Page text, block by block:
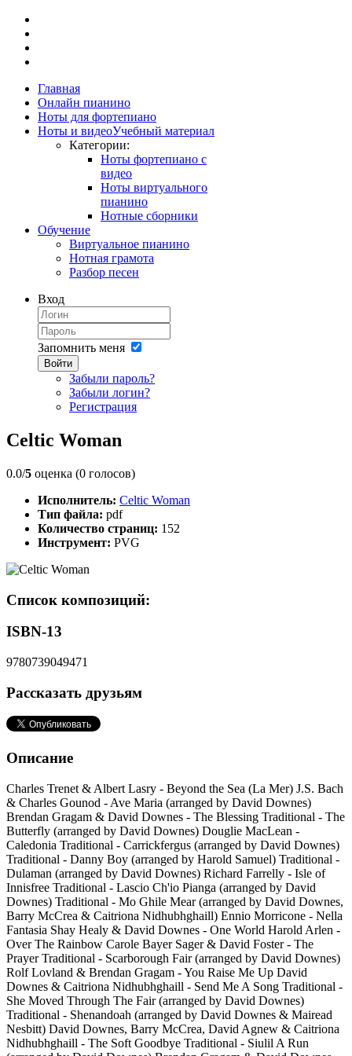
Главная
Онлайн пианино
Ноты для фортепиано
Ноты и видеоУчебный материал
Категории:
Ноты фортепиано с
видео
Ноты виртуального
пианино
Нотные сборники
Обучение
Виртуальное пианино
Нотная грамота
Разбор песен
Вход
Запомнить меня
Войти
Забыли пароль?
Забыли логин?
Регистрация
Celtic Woman
0.0/5 оценка (0 голосов)
Исполнитель: Celtic Woman
Тип файла: pdf
Количество страниц: 152
Инструмент: PVG
Список композиций:
ISBN-13
9780739049471
Рассказать друзьям
Описание
Charles Trenet & Albert Lasry - Beyond the Sea (La Mer) J.S. Bach
& Charles Gounod - Ave Maria (arranged by David Downes)
Brendan Gragam & David Downes - The Blessing Traditional - The
Butterfly (arranged by David Downes) Douglie MacLean -
Caledonia Traditional - Carrickfergus (arranged by David Downes)
Traditional - Danny Boy (arranged by Harold Samuel) Traditional -
Dulaman (arranged by David Downes) Richard Farrelly - Isle of
Innisfree Traditional - Lascio Ch'io Pianga (arranged by David
Downes) Traditional - Mo Ghile Mear (arranged by David Downes,
Barry McCrea & Caitriona Nidhubhghaill) Ennio Morricone - Nella
Fantasia Shay Healy & David Downes - One World Harold Arlen -
Over The Rainbow Carole Bayer Sager & David Foster - The
Prayer Traditional - Scarborough Fair (arranged by David Downes)
Rolf Lovland & Brendan Gragam - You Raise Me Up David
Downes & Caitriona Nidhubhghaill - Send Me A Song Traditional -
She Moved Through The Fair (arranged by David Downes)
Traditional - Shenandoah (arranged by David Downes & Mairead
Nesbitt) David Downes, Barry McCrea, David Agnew & Caitriona
Nidhubhghaill - The Soft Goodbye Traditional - Siulil A Run